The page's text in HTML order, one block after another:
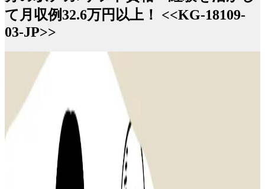
て月収例32.6万円以上！ <<KG-18109-
03-JP>>